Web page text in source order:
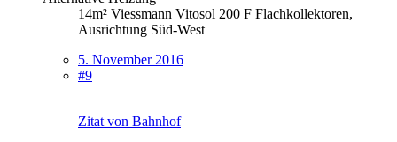
14m² Viessmann Vitosol 200 F Flachkollektoren,
Ausrichtung Süd-West
5. November 2016
#9
Zitat von Bahnhof